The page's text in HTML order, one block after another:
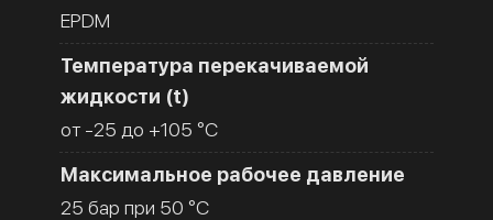
EPDM
Температура перекачиваемой
жидкости (t)
от -25 до +105 °C
Максимальное рабочее давление
25 бар при 50 °C